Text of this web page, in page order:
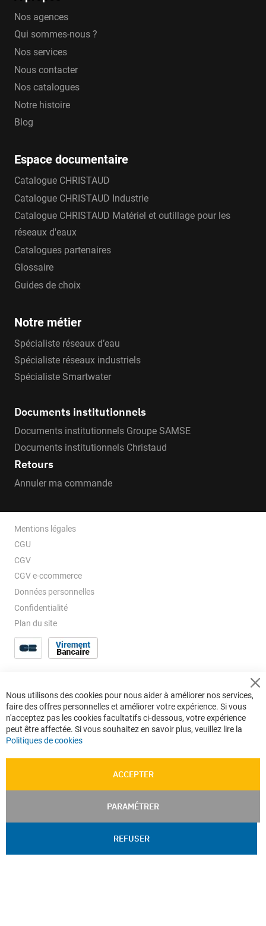
Nos agences
Qui sommes-nous ?
Nos services
Nous contacter
Nos catalogues
Notre histoire
Blog
Espace documentaire
Catalogue CHRISTAUD
Catalogue CHRISTAUD Industrie
Catalogue CHRISTAUD Matériel et outillage pour les
réseaux d'eaux
Catalogues partenaires
Glossaire
Guides de choix
Notre métier
Spécialiste réseaux d’eau
Spécialiste réseaux industriels
Spécialiste Smartwater
Documents institutionnels
Documents institutionnels Groupe SAMSE
Documents institutionnels Christaud
Retours
Annuler ma commande
Mentions légales
CGU
CGV
CGV e-ccommerce
Données personnelles
Confidentialité
Plan du site
Nous utilisons des cookies pour nous aider à améliorer nos services,
faire des offres personnelles et améliorer votre expérience. Si vous
n'acceptez pas les cookies facultatifs ci-dessous, votre expérience
peut être affectée. Si vous souhaitez en savoir plus, veuillez lire la
Politiques de cookies
ACCEPTER
PARAMÉTRER
REFUSER